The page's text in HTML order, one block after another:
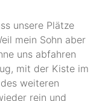
unsere Plätze
mein Sohn aber
uns abfahren
mit der Kiste im
weiteren
rein und